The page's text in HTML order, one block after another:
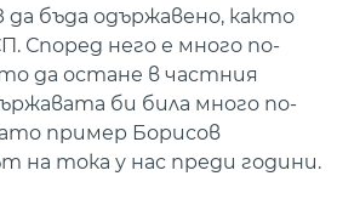
бъда одържавено, както
Според него е много по-
да остане в частния
би била много по-
пример Борисов
на тока у нас преди години.